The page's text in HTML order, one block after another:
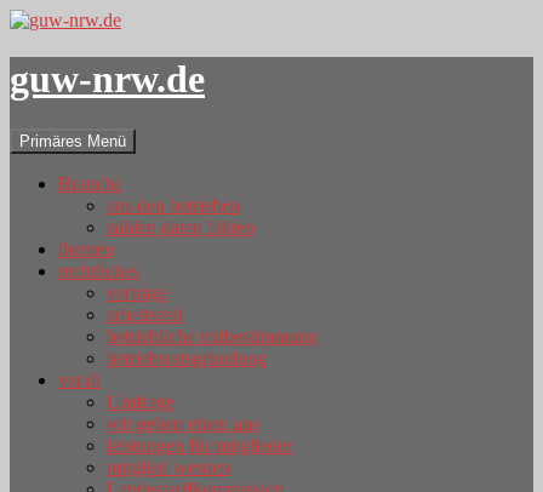
guw-nrw.de
Suchen
Primäres Menü
Inhalt
Branche
aus den betrieben
zahlen daten fakten
themen
rechtliches
verträge
arbeitszeit
betriebliche mitbestimmung
betriebsratsgründung
ver.di
Umfrage
wir geben einen aus
leistungen für mitglieder
mitglied werden